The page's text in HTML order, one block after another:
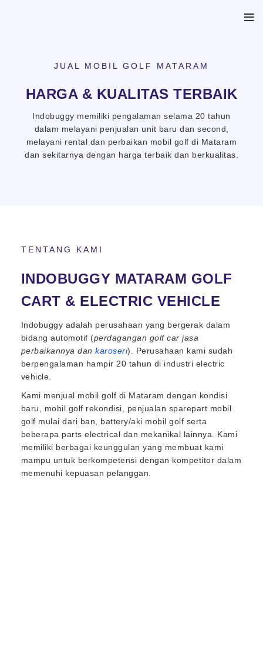
JUAL MOBIL GOLF MATARAM
HARGA & KUALITAS TERBAIK
Indobuggy memiliki pengalaman selama 20 tahun
dalam melayani penjualan unit baru dan second,
melayani rental dan perbaikan mobil golf di Mataram
dan sekitarnya dengan harga terbaik dan berkualitas.
TENTANG KAMI
INDOBUGGY MATARAM GOLF
CART & ELECTRIC VEHICLE
Indobuggy adalah perusahaan yang bergerak dalam
bidang automotif (perdagangan golf car jasa
perbaikannya dankaroseri). Perusahaan kami sudah
berpengalaman hampir 20 tahun di industri electric
vehicle.
Kami menjual mobil golf di Mataram dengan kondisi
baru, mobil golf rekondisi, penjualan sparepart mobil
golf mulai dari ban, battery/aki mobil golf serta
beberapa parts electrical dan mekanikal lainnya. Kami
memiliki berbagai keunggulan yang membuat kami
mampu untuk berkompetensi dengan kompetitor dalam
memenuhi kepuasan pelanggan.